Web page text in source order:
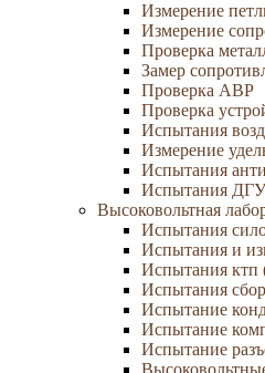
Измерение
Измерение
Проверка
Замер
Проверка АВР
Проверка
Испытания
Измерение
Испытания
Испытания ДГУ
Высоковольтная
Испытания
Испытания и
Испытания ктп
Испытания
Испытание
Испытание
Испытание